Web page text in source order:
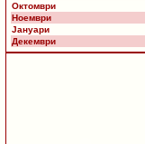
Октомври
Ноември
Јануари
Декември